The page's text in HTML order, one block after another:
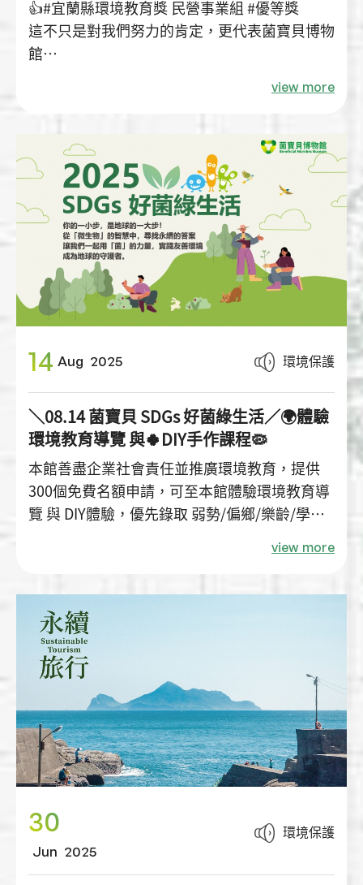
👍#宜蘭縣環境教育獎 民營事業組 #優等獎
這不只是對我們努力的肯定，更代表菌寶貝博物
館
與文化層面的落實
view more
14 Aug 2025 環境保護
＼08.14 菌寶貝 SDGs 好菌綠生活／🌍體驗
環境教育導覽 與🍀DIY手作課程🦠
本館善盡企業社會責任並推廣環境教育，提供
300個免費名額申請，可至本館體驗環境教育導
覽 與 DIY體驗，優先錄取 弱勢/偏鄉/樂齡/學校
view more
30
Jun 2025
環境保護